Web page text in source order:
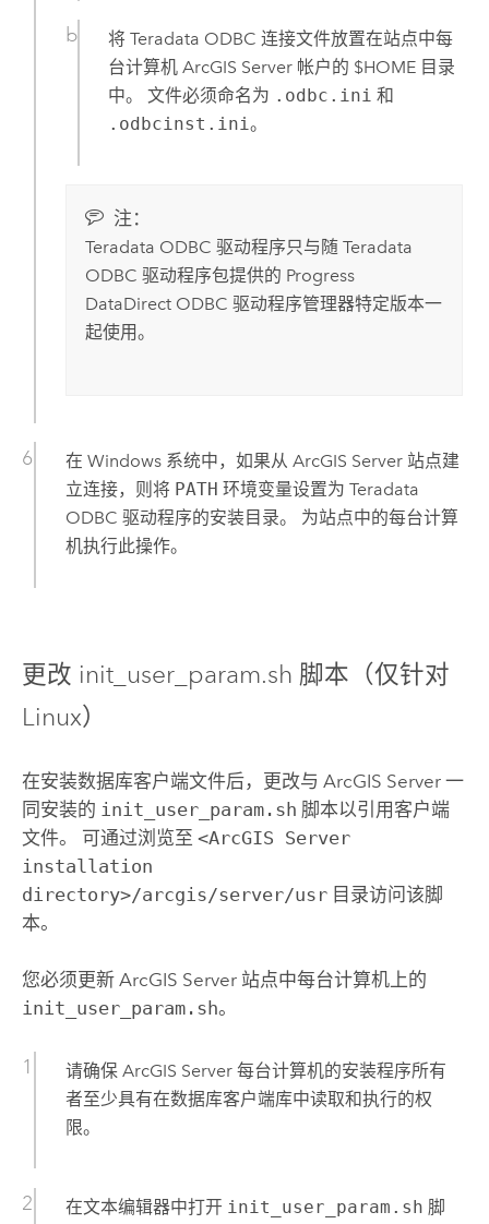
将Teradata ODBC 连接文件放置在站点中每
台计算机ArcGIS Server 帐户的 $HOME 目录
中。 文件必须命名为 .odbc.ini 和
.odbcinst.ini。
注：
Teradata ODBC 驱动程序只与随 Teradata
ODBC 驱动程序包提供的 Progress
DataDirect ODBC 驱动程序管理器特定版本一
起使用。
在 Windows系统中，如果从 ArcGIS Server站点建
立连接，则将 PATH 环境变量设置为 Teradata
ODBC 驱动程序的安装目录。 为站点中的每台计算
机执行此操作。
更改 init_user_param.sh 脚本（仅针对
Linux）
在安装数据库客户端文件后，更改与 ArcGIS Server一
同安装的 init_user_param.sh 脚本以引用客户端
文件。 可通过浏览至 <ArcGIS Server
installation
directory>/arcgis/server/usr目录访问该脚
本。
您必须更新 ArcGIS Server站点中每台计算机上的
init_user_param.sh。
请确保 ArcGIS Server每台计算机的安装程序所有
者至少具有在数据库客户端库中读取和执行的权
限。
在文本编辑器中打开 init_user_param.sh 脚